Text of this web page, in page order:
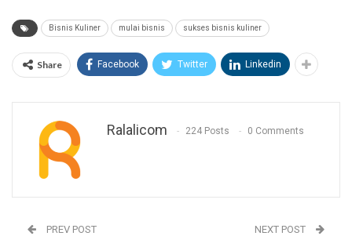
Bisnis Kuliner mulai bisnis sukses bisnis kuliner
Share Facebook Twitter Linkedin
Ralalicom 224 Posts 0 Comments
PREV POST NEXT POST